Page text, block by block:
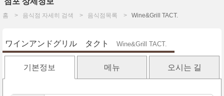
홈 음식점 자세히 검색 음식점목록 Wine&Grill TACT.
ワインアンドグリル タクト Wine&Grill TACT.
기본정보 메뉴 오시는 길